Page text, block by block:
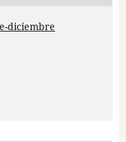
diciembre